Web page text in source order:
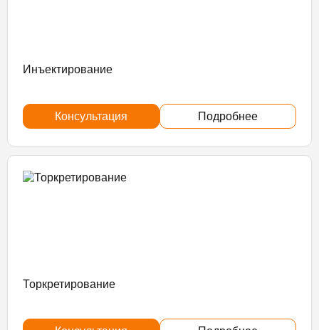
Инъектирование
Консультация Подробнее
Торкретирование